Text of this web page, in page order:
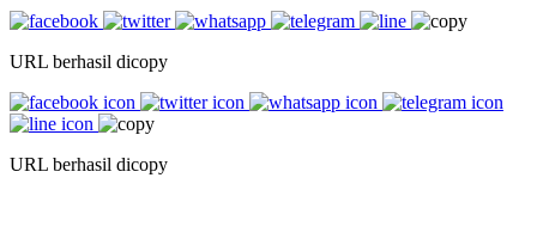
URL berhasil dicopy
URL berhasil dicopy